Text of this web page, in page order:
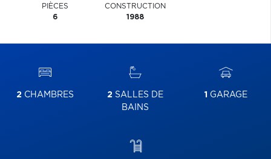
PIÈCES
6
CONSTRUCTION
1988
2 CHAMBRES 2 SALLES DE
BAINS
1 GARAGE